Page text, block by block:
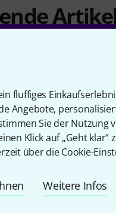
fluffiges
Angebote,
Sie der Nutzung
Klick auf „Geht klar“
über die Cookie-
Weitere Infos